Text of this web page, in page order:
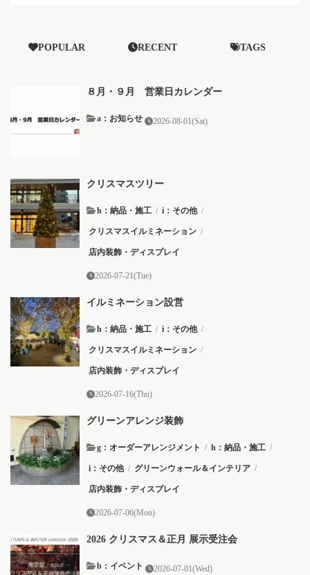
POPULAR RECENT TAGS
８月・９月 営業日カレンダー
a：お知らせ 2026-08-01(Sat)
クリスマスツリー
h：納品・施工 / i：その他 /
クリスマスイルミネーション /
店内装飾・ディスプレイ
2026-07-21(Tue)
イルミネーション設営
h：納品・施工 / i：その他 /
クリスマスイルミネーション /
店内装飾・ディスプレイ
2026-07-16(Thu)
グリーンアレンジ装飾
g：オーダーアレンジメント / h：納品・施工 /
i：その他 / グリーンウォール＆インテリア /
店内装飾・ディスプレイ
2026-07-06(Mon)
2026 クリスマス＆正月 展示受注会
b：イベント 2026-07-01(Wed)